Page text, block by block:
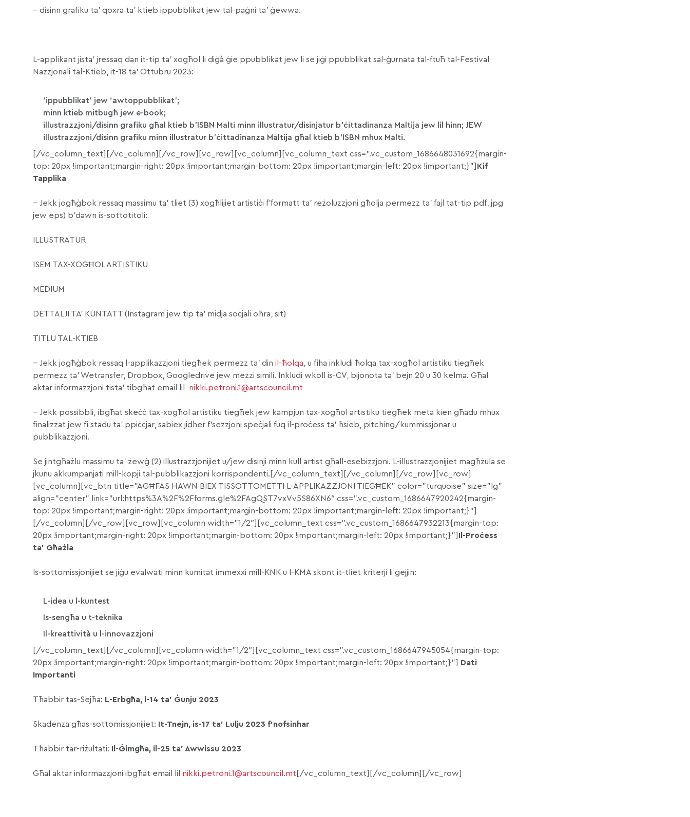
– disinn grafiku ta’ qoxra ta’ ktieb ippubblikat jew tal-paġni ta’ ġewwa.
L-applikant jista’ jressaq dan it-tip ta’ xogħol li diġà ġie ppubblikat jew li se jiġi ppubblikat sal-ġurnata tal-ftuħ tal-Festival
Nazzjonali tal-Ktieb, it-18 ta’ Ottubru 2023:
‘ippubblikat’ jew ‘awtoppubblikat’;
minn ktieb mitbugħ jew e-book;
illustrazzjoni/disinn grafiku għal ktieb b’ISBN Malti minn illustratur/disinjatur b’ċittadinanza Maltija jew lil hinn; JEW
illustrazzjoni/disinn grafiku minn illustratur b’ċittadinanza Maltija għal ktieb b’ISBN mhux Malti.
[/vc_column_text][/vc_column][/vc_row][vc_row][vc_column][vc_column_text css=”.vc_custom_1686648031692{margin-
top: 20px !important;margin-right: 20px !important;margin-bottom: 20px !important;margin-left: 20px !important;}”] Kif
Tapplika
– Jekk jogħġbok ressaq massimu ta’ tliet (3) xogħlijiet artistiċi f’formatt ta’ reżoluzzjoni għolja permezz ta’ fajl tat-tip pdf, jpg
jew eps) b’dawn is-sottotitoli:
ILLUSTRATUR
ISEM TAX-XOGĦOL ARTISTIKU
MEDIUM
DETTALJI TA’ KUNTATT (Instagram jew tip ta’ midja soċjali oħra, sit)
TITLU TAL-KTIEB
– Jekk jogħġbok ressaq l-applikazzjoni tiegħek permezz ta’ din il-ħolqa , u fiha inkludi ħolqa tax-xogħol artistiku tiegħek
permezz ta’ Wetransfer, Dropbox, Googledrive jew mezzi simili. Inkludi wkoll is-CV, bijonota ta’ bejn 20 u 30 kelma. Għal
aktar informazzjoni tista’ tibgħat email lil nikki.petroni.1@artscouncil.mt
– Jekk possibbli, ibgħat skeċċ tax-xogħol artistiku tiegħek jew kampjun tax-xogħol artistiku tiegħek meta kien għadu mhux
finalizzat jew fi stadu ta’ ppiċċjar, sabiex jidher f’sezzjoni speċjali fuq il-proċess ta’ ħsieb, pitching/kummissjonar u
pubblikazzjoni.
Se jintgħażlu massimu ta’ żewġ (2) illustrazzjonijiet u/jew disinji minn kull artist għall-esebizzjoni. L-illustrazzjonijiet magħżula se
jkunu akkumpanjati mill-kopji tal-pubblikazzjoni korrispondenti.[/vc_column_text][/vc_column][/vc_row][vc_row]
[vc_column][vc_btn title=”AGĦFAS HAWN BIEX TISSOTTOMETTI L-APPLIKAZZJONI TIEGĦEK” color=”turquoise” size=”lg”
align=”center” link=”url:https%3A%2F%2Fforms.gle%2FAgQST7vxVv5S86XN6″ css=”.vc_custom_1686647920242{margin-
top: 20px !important;margin-right: 20px !important;margin-bottom: 20px !important;margin-left: 20px !important;}”]
[/vc_column][/vc_row][vc_row][vc_column width=”1/2″][vc_column_text css=”.vc_custom_1686647932213{margin-top:
20px !important;margin-right: 20px !important;margin-bottom: 20px !important;margin-left: 20px !important;}”] Il-Proċess
ta’ Għażla
Is-sottomissjonijiet se jiġu evalwati minn kumitat immexxi mill-KNK u l-KMA skont it-tliet kriterji li ġejjin:
L-idea u l-kuntest
Is-sengħa u t-teknika
Il-kreattività u l-innovazzjoni
[/vc_column_text][/vc_column][vc_column width=”1/2″][vc_column_text css=”.vc_custom_1686647945054{margin-top:
20px !important;margin-right: 20px !important;margin-bottom: 20px !important;margin-left: 20px !important;}”] Dati
Importanti
Tħabbir tas-Sejħa: L-Erbgħa, l-14 ta’ Ġunju 2023
Skadenza għas-sottomissjonijiet: It-Tnejn, is-17 ta’ Lulju 2023 f’nofsinhar
Tħabbir tar-riżultati: Il-Ġimgħa, il-25 ta’ Awwissu 2023
Għal aktar informazzjoni ibgħat email lil nikki.petroni.1@artscouncil.mt [/vc_column_text][/vc_column][/vc_row]